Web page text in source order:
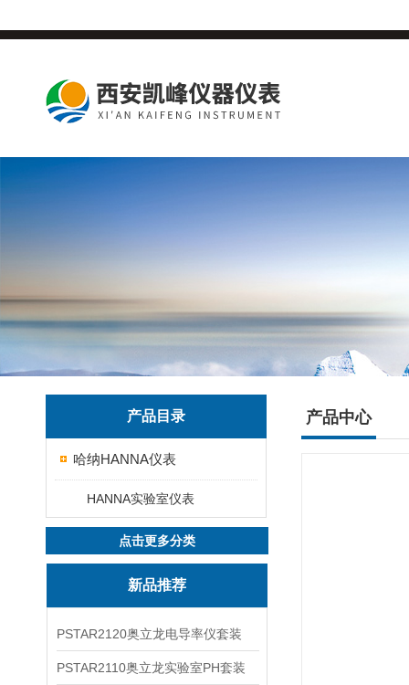
产品目录
哈纳HANNA仪表
HANNA实验室仪表
点击更多分类
新品推荐
PSTAR2120奥立龙电导率仪套装
PSTAR2110奥立龙实验室PH套装
产品中心